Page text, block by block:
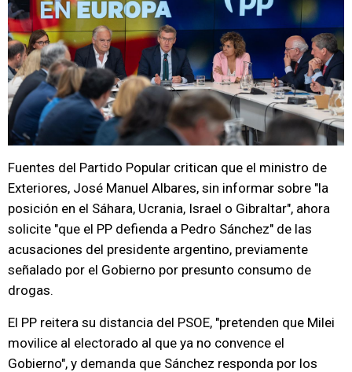
Fuentes del Partido Popular critican que el ministro de
Exteriores, José Manuel Albares, sin informar sobre "la
posición en el Sáhara, Ucrania, Israel o Gibraltar", ahora
solicite "que el PP defienda a Pedro Sánchez" de las
acusaciones del presidente argentino, previamente
señalado por el Gobierno por presunto consumo de
drogas.
El PP reitera su distancia del PSOE, "pretenden que Milei
movilice al electorado al que ya no convence el
Gobierno", y demanda que Sánchez responda por los